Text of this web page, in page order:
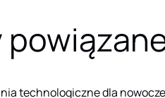
technologiczne dla